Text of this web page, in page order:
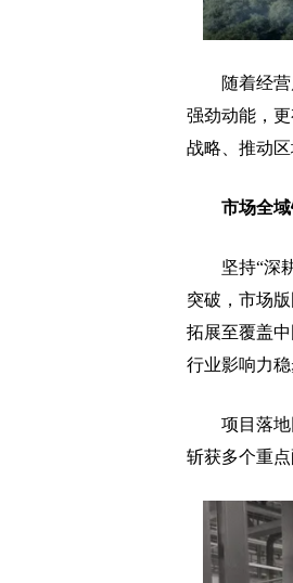
随着经营质
强劲动能，
战略、推动区
市场全域
坚持“深耕
突破，市场
拓展至覆盖
行业影响力稳
项目落地同
斩获多个重